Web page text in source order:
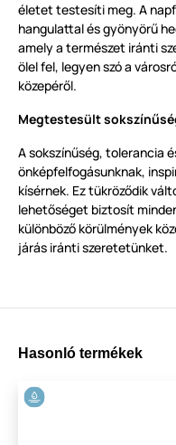
életet testesíti meg. A
hangulattal és gyönyörű
amely a természet iránti
ölel fel, legyen szó a
közepéről.
Megtestesült
A sokszínűség, tolerancia
önképfelfogásunknak,
kísérnek. Ez tükröződik
lehetőséget biztosít
különböző körülmények
járás iránti szeretetünket.
Hasonló termékek